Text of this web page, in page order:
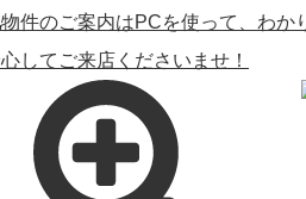
物件のご案内はPCを使って、わか
してご来店くださいませ！